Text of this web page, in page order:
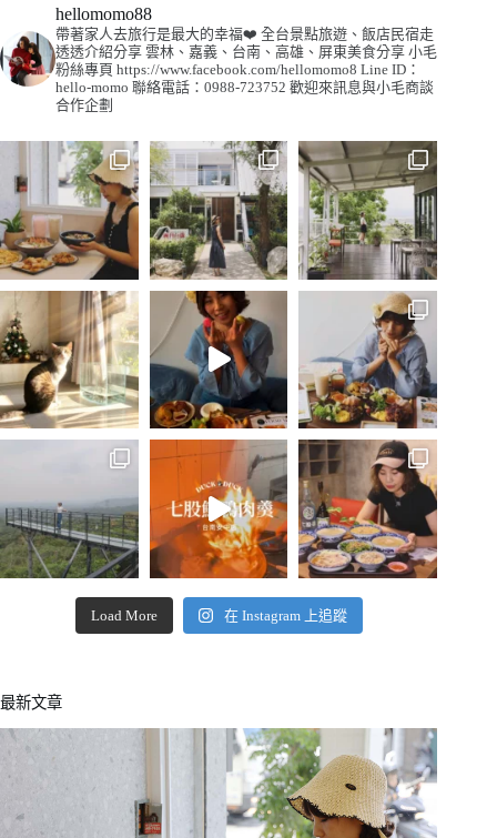
hellomomo88
帶著家人去旅行是最大的幸福❤️ 全台景點旅遊、飯店民宿走
透透介紹分享 雲林、嘉義、台南、高雄、屏東美食分享 小毛
粉絲專頁 https://www.facebook.com/hellomomo8 Line ID：
hello-momo 聯絡電話：0988-723752 歡迎來訊息與小毛商談
合作企劃
Load More 在 Instagram 上追蹤
最新文章